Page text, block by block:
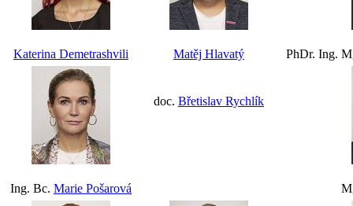
Katerina Demetrashvili Matěj Hlavatý PhDr. Ing.
Ing. Bc. Marie Pošarová
doc. Břetislav Rychlík